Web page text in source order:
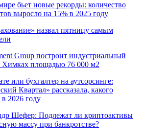
бьет новые рекорды: количество
выросло на 15% в 2025 году
назвал пятницу самым
Group построит индустриальный
Химках площадью 76 000 м2
или бухгалтер на аутсорсинге:
Квартал» рассказала, какого
2026 году
Шефер: Подлежат ли криптоактивы
массу при банкротстве?